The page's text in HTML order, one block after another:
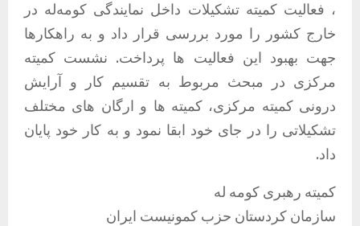
، فعالیت کمیته تشکیلات داخل نمایندگی کومەلە در
خارج کشور را مورد بررسی قرار داد و به راهکارها
جهت بهبود این فعالیت ها پرداخت. نشست کمیته
مرکزی در مبحث مربوط به تقسیم کار و آرایش
درونی کمیته مرکزی، کمیته ها و ارگان های مختلف
تشکیلاتی را در جای خود ابقا نمود و به کار خود پایان
داد.
کمیته رهبری کومه له
سازمان کردستان حزب کمونیست ایران